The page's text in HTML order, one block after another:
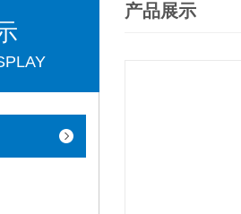
产品展示